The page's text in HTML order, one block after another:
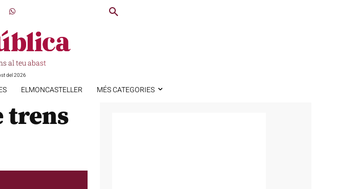
al teu abast
del 2026
ELMONCASTELLER MÉS CATEGORIES
trens